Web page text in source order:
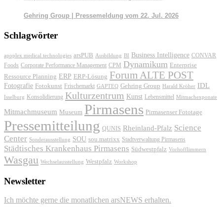
Gehring Group | Pressemeldung vom 22. Jul. 2026
Schlagwörter
apoplex medical technologies arsPUB Ausbildung BI Business Intelligence CONVAR
Foods Corporate Performance Management CPM Dynamikum Enterprise
Ressource Planning ERP ERP-Lösung Forum ALTE POST
Fotografie Fotokunst Frischemarkt GAPTEQ Gehring Group Harald Kröher IDL
Isselburg Konsolidierung Kulturzentrum Kunst Lebensmittel Mitmachexponate
Mitmachmuseum Museum Pirmasens Pirmasenser Fototage
Pressemitteilung QUNIS Rheinland-Pfalz Science
Center Sonderausstellung SOU sou.matrixx Stadtverwaltung Pirmasens
Städtisches Krankenhaus Pirmasens Südwestpfalz Vorhofflimmern
Wasgau Wechselausstellung Westpfalz Workshop
Newsletter
Ich möchte gerne die monatlichen arsNEWS erhalten.